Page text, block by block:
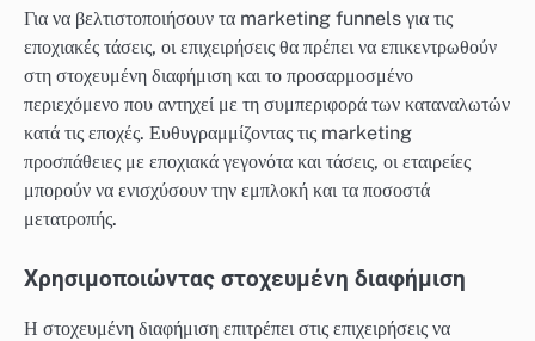
Για να βελτιστοποιήσουν τα marketing funnels για τις
εποχιακές τάσεις, οι επιχειρήσεις θα πρέπει να επικεντρωθούν
στη στοχευμένη διαφήμιση και το προσαρμοσμένο
περιεχόμενο που αντηχεί με τη συμπεριφορά των καταναλωτών
κατά τις εποχές. Ευθυγραμμίζοντας τις marketing
προσπάθειες με εποχιακά γεγονότα και τάσεις, οι εταιρείες
μπορούν να ενισχύσουν την εμπλοκή και τα ποσοστά
μετατροπής.
Χρησιμοποιώντας στοχευμένη διαφήμιση
Η στοχευμένη διαφήμιση επιτρέπει στις επιχειρήσεις να